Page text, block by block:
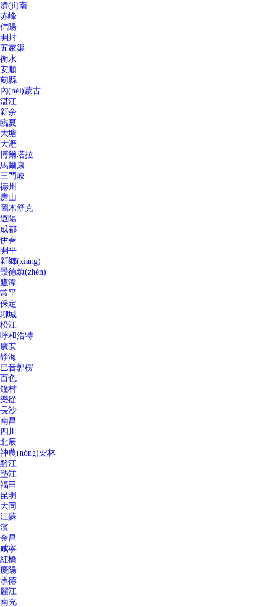
濟(jì)南
赤峰
信陽
開封
五家渠
衡水
安順
薊縣
內(nèi)蒙古
湛江
新余
臨夏
大塘
大瀝
博爾塔拉
馬爾康
三門峽
德州
房山
圖木舒克
遼陽
成都
伊春
開平
新鄉(xiāng)
景德鎮(zhèn)
鷹潭
常平
保定
聊城
松江
呼和浩特
廣安
靜海
巴音郭楞
百色
鐘村
樂從
長沙
南昌
四川
北辰
神農(nóng)架林
黔江
墊江
福田
昆明
大同
江蘇
濱
金昌
咸寧
紅橋
慶陽
承德
麗江
南充